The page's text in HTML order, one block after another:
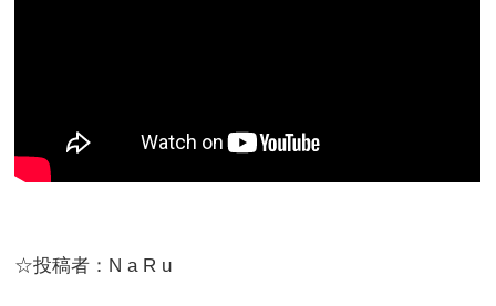
☆投稿者：N a R u